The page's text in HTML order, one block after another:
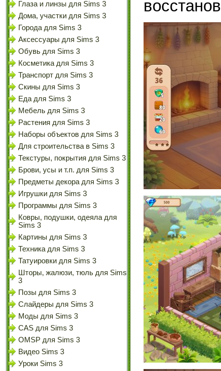
Глаза и линзы для Sims 3
Дома, участки для Sims 3
Города для Sims 3
Аксессуары для Sims 3
Обувь для Sims 3
Косметика для Sims 3
Транспорт для Sims 3
Скины для Sims 3
Еда для Sims 3
Мебель для Sims 3
Растения для Sims 3
Наборы объектов для Sims 3
Для строительства в Sims 3
Текстуры, покрытия для Sims 3
Брови, усы и т.п. для Sims 3
Предметы декора для Sims 3
Игрушки для Sims 3
Программы для Sims 3
Ковры, подушки, одеяла для
Sims 3
Картины для Sims 3
Техника для Sims 3
Татуировки для Sims 3
Шторы, жалюзи, тюль для Sims
3
Позы для Sims 3
Слайдеры для Sims 3
Моды для Sims 3
CAS для Sims 3
OMSP для Sims 3
Видео Sims 3
Уроки Sims 3